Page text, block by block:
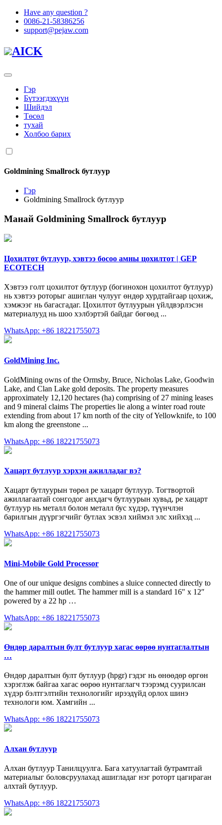
Have any question ?
0086-21-58386256
support@pejaw.com
AICK
Гэр
Бүтээгдэхүүн
Шийдэл
Төсөл
тухай
Холбоо барих
Goldmining Smallrock бутлуур
Гэр
Goldmining Smallrock бутлуур
Манай Goldmining Smallrock бутлуур
Цохилтот бутлуур, хэвтээ босоо амны цохилтот | GEP
ECOTECH
Хэвтээ голт цохилтот бутлуур (богинохон цохилтот бутлуур)
нь хэвтээ роторыг ашиглан чулууг өндөр хурдтайгаар цохиж,
хэмжээг нь багасгадаг. Цохилтот бутлуурын үйлдвэрлэсэн
материалууд нь шоо хэлбэртэй байдаг бөгөөд ...
WhatsApp: +86 18221755073
GoldMining Inc.
GoldMining owns of the Ormsby, Bruce, Nicholas Lake, Goodwin
Lake, and Clan Lake gold deposits. The property measures
approximately 12,120 hectares (ha) comprising of 27 mining leases
and 9 mineral claims The properties lie along a winter road route
extending from about 17 km north of the city of Yellowknife, to 100
km along the greenstone ...
WhatsApp: +86 18221755073
Хацарт бутлуур хэрхэн ажилладаг вэ?
Хацарт бутлуурын төрөл pe хацарт бутлуур. Тогтвортой
ажиллагаатай сонгодог анхдагч бутлуурын хувьд, pe хацарт
бутлуур нь металл болон металл бус хүдэр, түүнчлэн
барилгын дүүргэгчийг бутлах эсвэл хиймэл элс хийхэд ...
WhatsApp: +86 18221755073
Mini-Mobile Gold Processor
One of our unique designs combines a sluice connected directly to
the hammer mill outlet. The hammer mill is a standard 16″ x 12″
powered by a 22 hp …
WhatsApp: +86 18221755073
Өндөр даралтын булт бутлуур хагас өөрөө нунтаглалтын
…
Өндөр даралтын булт бутлуур (hpgr) гэдэг нь өнөөдөр өргөн
хэрэглэж байгаа хагас өөрөө нунтаглагч тээрэмд суурилсан
хүдэр бэлтгэлтийн технологийг ирээдүйд орлох шинэ
технологи юм. Хамгийн ...
WhatsApp: +86 18221755073
Алхан бутлуур
Алхан бутлуур Танилцуулга. Бага хатуулагтай бутрамтгай
материалыг боловсруулахад ашигладаг нэг роторт цагираган
алхтай бутлуур.
WhatsApp: +86 18221755073